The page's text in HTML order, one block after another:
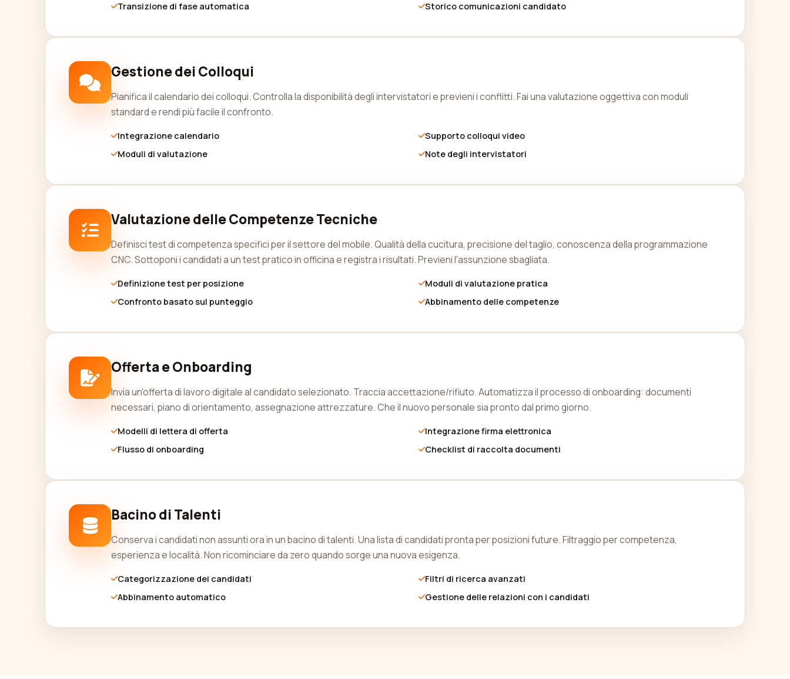
Transizione di fase automatica
Storico comunicazioni candidato
Gestione dei Colloqui
Pianifica il calendario dei colloqui. Controlla la disponibilità degli intervistatori e previeni i conflitti. Fai una valutazione oggettiva con moduli
standard e rendi più facile il confronto.
Integrazione calendario
Supporto colloqui video
Moduli di valutazione
Note degli intervistatori
Valutazione delle Competenze Tecniche
Definisci test di competenza specifici per il settore del mobile. Qualità della cucitura, precisione del taglio, conoscenza della programmazione
CNC. Sottoponi i candidati a un test pratico in officina e registra i risultati. Previeni l'assunzione sbagliata.
Definizione test per posizione
Moduli di valutazione pratica
Confronto basato sul punteggio
Abbinamento delle competenze
Offerta e Onboarding
Invia un'offerta di lavoro digitale al candidato selezionato. Traccia accettazione/rifiuto. Automatizza il processo di onboarding: documenti
necessari, piano di orientamento, assegnazione attrezzature. Che il nuovo personale sia pronto dal primo giorno.
Modelli di lettera di offerta
Integrazione firma elettronica
Flusso di onboarding
Checklist di raccolta documenti
Bacino di Talenti
Conserva i candidati non assunti ora in un bacino di talenti. Una lista di candidati pronta per posizioni future. Filtraggio per competenza,
esperienza e località. Non ricominciare da zero quando sorge una nuova esigenza.
Categorizzazione dei candidati
Filtri di ricerca avanzati
Abbinamento automatico
Gestione delle relazioni con i candidati